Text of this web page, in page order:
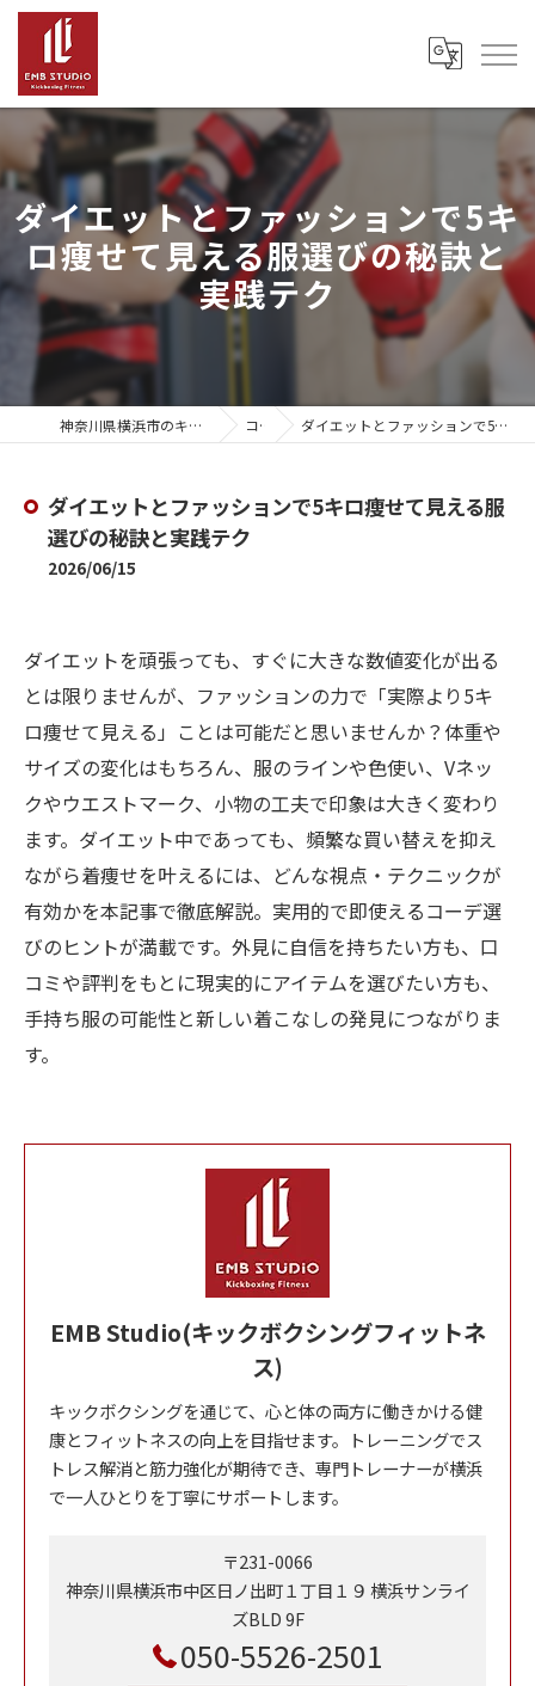
ダイエットとファッションで5キ
ロ痩せて見える服選びの秘訣と
実践テク
神奈川県横浜市のキックボクシングならEMB Studio コラム ダイエットとファッションで5キロ痩せて見える服選びの秘訣と実践テク
ダイエットとファッションで5キロ痩せて見える服
選びの秘訣と実践テク
2026/06/15
ダイエットを頑張っても、すぐに大きな数値変化が出る
とは限りませんが、ファッションの力で「実際より5キ
ロ痩せて見える」ことは可能だと思いませんか？体重や
サイズの変化はもちろん、服のラインや色使い、Vネッ
クやウエストマーク、小物の工夫で印象は大きく変わり
ます。ダイエット中であっても、頻繁な買い替えを抑え
ながら着痩せを叶えるには、どんな視点・テクニックが
有効かを本記事で徹底解説。実用的で即使えるコーデ選
びのヒントが満載です。外見に自信を持ちたい方も、口
コミや評判をもとに現実的にアイテムを選びたい方も、
手持ち服の可能性と新しい着こなしの発見につながりま
す。
EMB Studio(キックボクシングフィットネ
ス)
キックボクシングを通じて、心と体の両方に働きかける健
康とフィットネスの向上を目指せます。トレーニングでス
トレス解消と筋力強化が期待でき、専門トレーナーが横浜
で一人ひとりを丁寧にサポートします。
〒231-0066
神奈川県横浜市中区日ノ出町１丁目１９ 横浜サンライ
ズBLD 9F
050-5526-2501